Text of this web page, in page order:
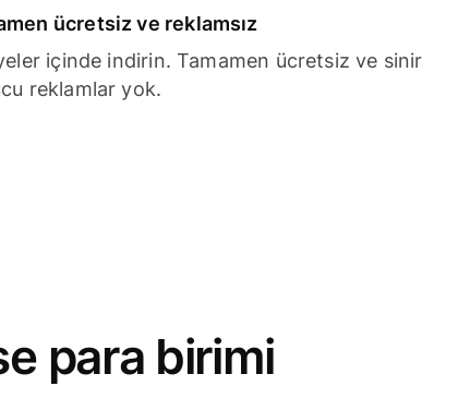
ücretsiz ve reklamsız
içinde indirin. Tamamen ücretsiz ve sinir
reklamlar yok.
para birimi